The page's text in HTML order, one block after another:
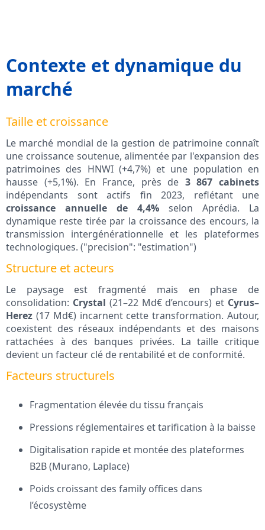
Contexte et dynamique du
marché
Taille et croissance
Le marché mondial de la gestion de patrimoine connaît
une croissance soutenue, alimentée par l'expansion des
patrimoines des HNWI (+4,7%) et une population en
hausse (+5,1%). En France, près de 3 867 cabinets
indépendants sont actifs fin 2023, reflétant une
croissance annuelle de 4,4% selon Aprédia. La
dynamique reste tirée par la croissance des encours, la
transmission intergénérationnelle et les plateformes
technologiques. ("precision": "estimation")
Structure et acteurs
Le paysage est fragmenté mais en phase de
consolidation: Crystal (21–22 Md€ d’encours) et Cyrus–
Herez (17 Md€) incarnent cette transformation. Autour,
coexistent des réseaux indépendants et des maisons
rattachées à des banques privées. La taille critique
devient un facteur clé de rentabilité et de conformité.
Facteurs structurels
Fragmentation élevée du tissu français
Pressions réglementaires et tarification à la baisse
Digitalisation rapide et montée des plateformes
B2B (Murano, Laplace)
Poids croissant des family offices dans
l’écosystème